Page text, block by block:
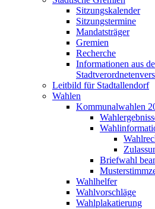
Sitzungskalender
Sitzungstermine
Mandatsträger
Gremien
Recherche
Informationen aus
Leitbild für Stadtallendorf
Wahlen
Kommunalwahlen
Briefwahl
Wahlhelfer
Wahlvorschläge
Wahlplakatierung